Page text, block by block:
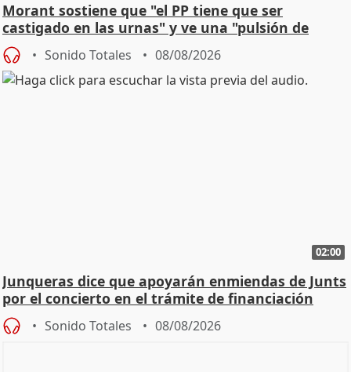
Morant sostiene que "el PP tiene que ser
castigado en las urnas" y ve una "pulsión de
cambio"
Sonido Totales 08/08/2026
02:00
Junqueras dice que apoyarán enmiendas de Junts
por el concierto en el trámite de financiación
Sonido Totales 08/08/2026